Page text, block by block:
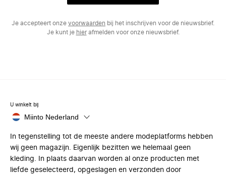
Je accepteert onze voorwaarden bij het inschrijven voor de nieuwsbrief.
Je kunt je hierafmelden voor onze nieuwsbrief.
U winkelt bij
Miinto Nederland
In tegenstelling tot de meeste andere modeplatforms hebben
wij geen magazijn. Eigenlijk bezitten we helemaal geen
kleding. In plaats daarvan worden al onze producten met
liefde geselecteerd, opgeslagen en verzonden door